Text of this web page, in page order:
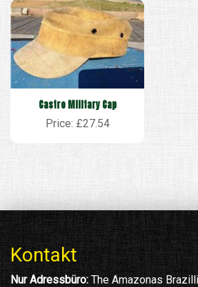
Castro Military Cap
Price: £27.54
Kontakt
Nur Adressbüro: The Amazonas